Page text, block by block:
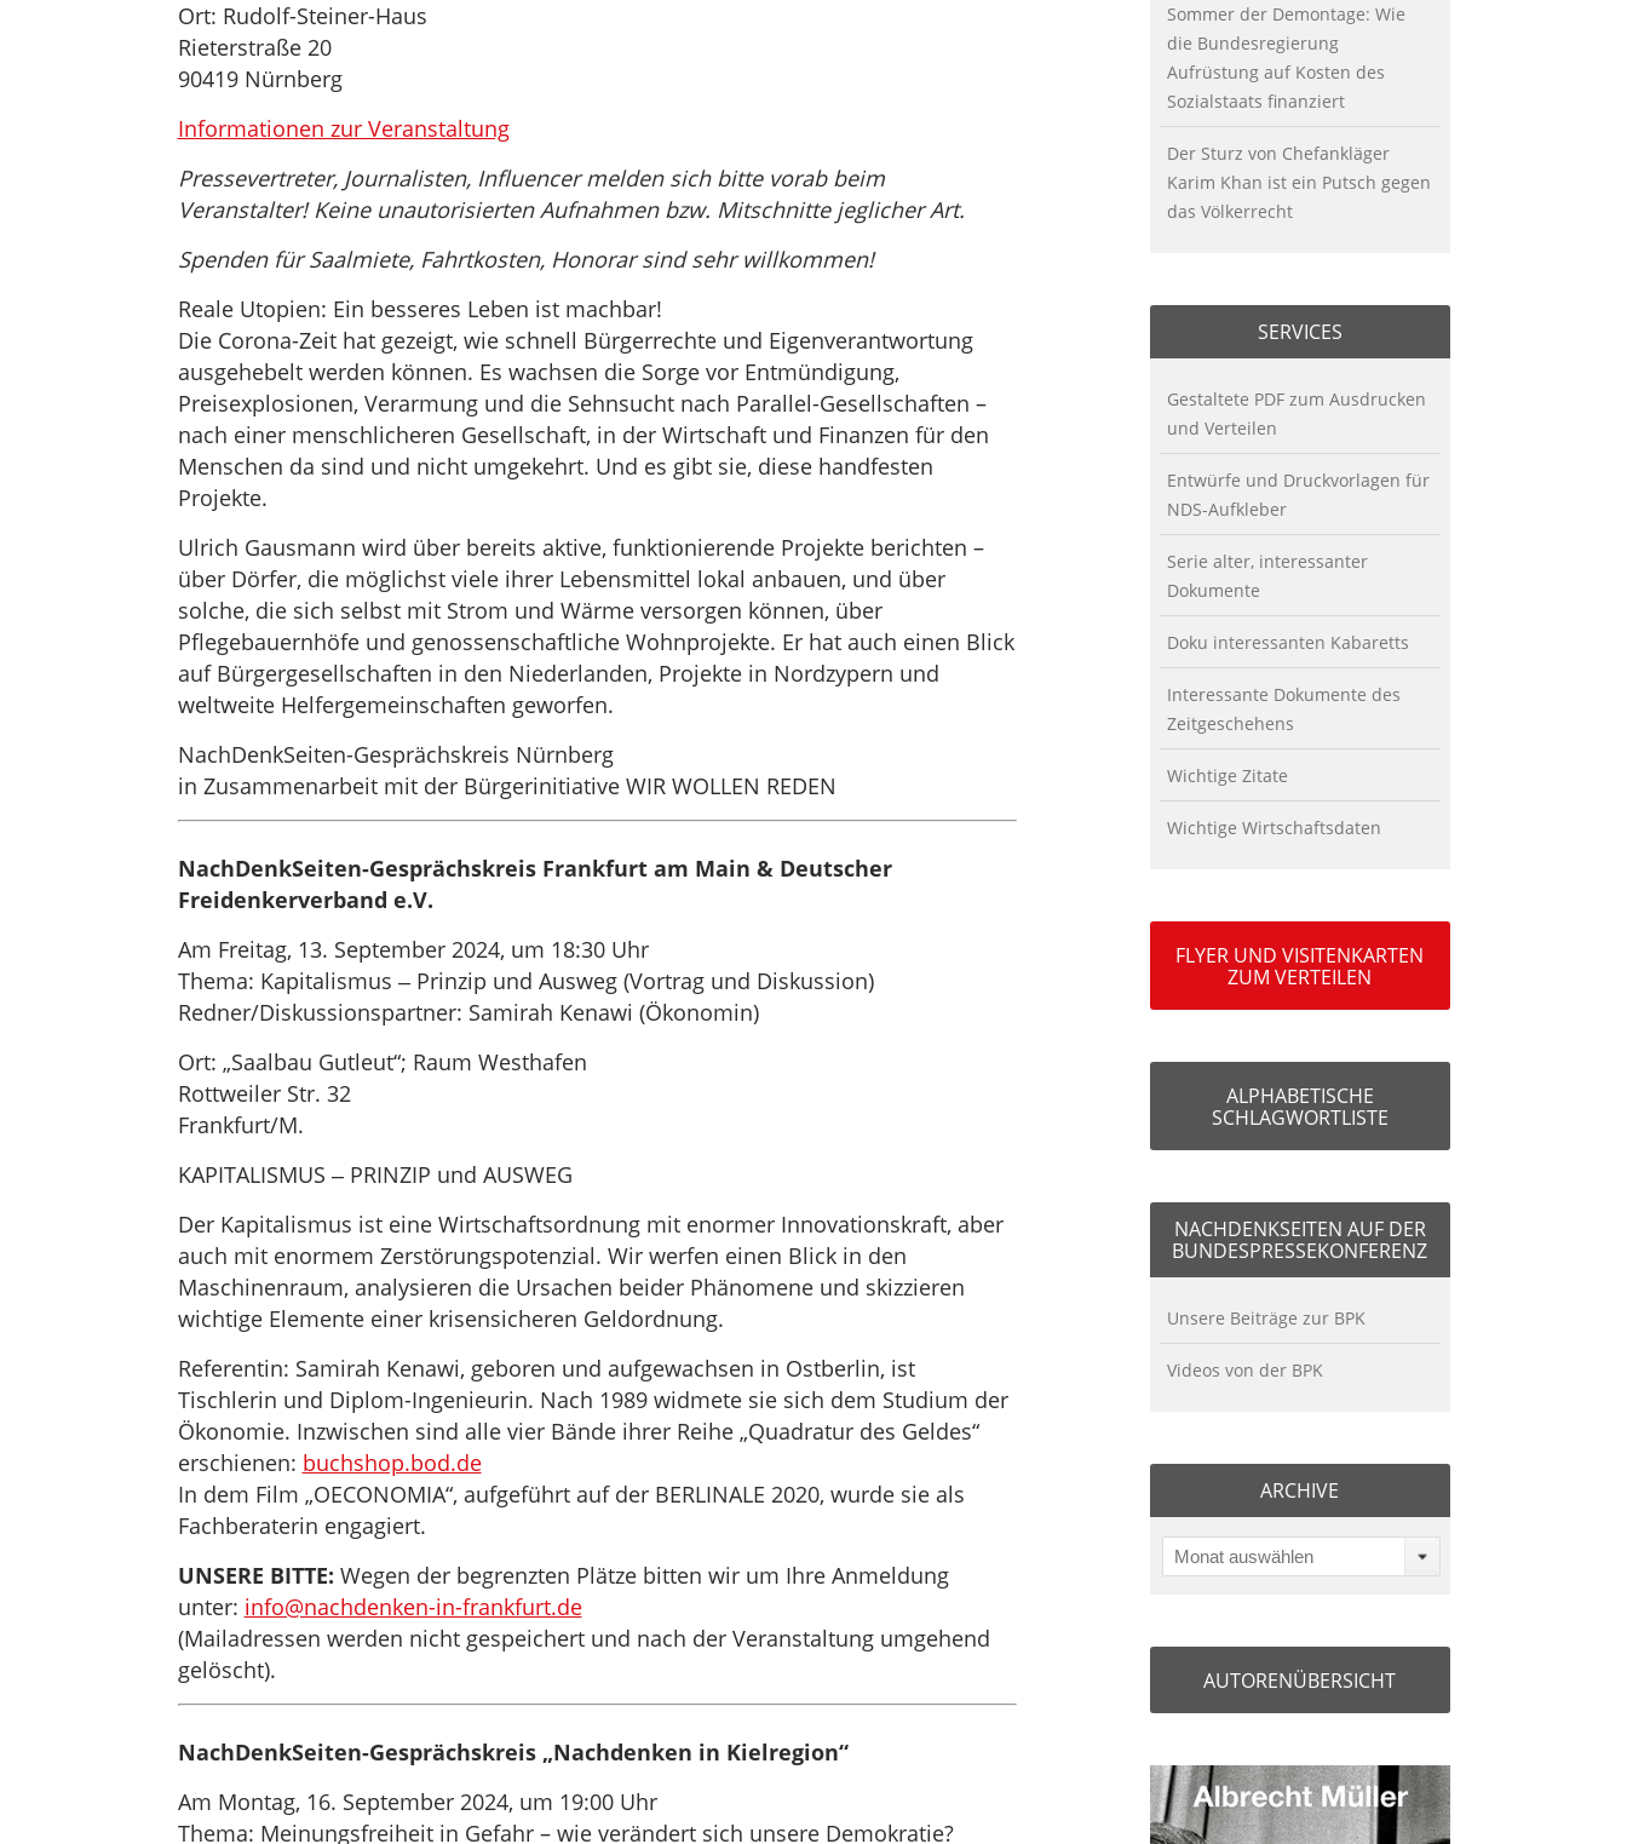
Ort: Rudolf-Steiner-Haus
Rieterstraße 20
90419 Nürnberg
Informationen zur Veranstaltung
Pressevertreter, Journalisten, Influencer melden sich bitte vorab beim
Veranstalter! Keine unautorisierten Aufnahmen bzw. Mitschnitte jeglicher Art.
Spenden für Saalmiete, Fahrtkosten, Honorar sind sehr willkommen!
Reale Utopien: Ein besseres Leben ist machbar!
Die Corona-Zeit hat gezeigt, wie schnell Bürgerrechte und Eigenverantwortung
ausgehebelt werden können. Es wachsen die Sorge vor Entmündigung,
Preisexplosionen, Verarmung und die Sehnsucht nach Parallel-Gesellschaften –
nach einer menschlicheren Gesellschaft, in der Wirtschaft und Finanzen für den
Menschen da sind und nicht umgekehrt. Und es gibt sie, diese handfesten
Projekte.
Ulrich Gausmann wird über bereits aktive, funktionierende Projekte berichten –
über Dörfer, die möglichst viele ihrer Lebensmittel lokal anbauen, und über
solche, die sich selbst mit Strom und Wärme versorgen können, über
Pflegebauernhöfe und genossenschaftliche Wohnprojekte. Er hat auch einen Blick
auf Bürgergesellschaften in den Niederlanden, Projekte in Nordzypern und
weltweite Helfergemeinschaften geworfen.
NachDenkSeiten-Gesprächskreis Nürnberg
in Zusammenarbeit mit der Bürgerinitiative WIR WOLLEN REDEN
NachDenkSeiten-Gesprächskreis Frankfurt am Main & Deutscher
Freidenkerverband e.V.
Am Freitag, 13. September 2024, um 18:30 Uhr
Thema: Kapitalismus ‒ Prinzip und Ausweg (Vortrag und Diskussion)
Redner/Diskussionspartner: Samirah Kenawi (Ökonomin)
Ort: „Saalbau Gutleut“; Raum Westhafen
Rottweiler Str. 32
Frankfurt/M.
KAPITALISMUS ‒ PRINZIP und AUSWEG
Der Kapitalismus ist eine Wirtschaftsordnung mit enormer Innovationskraft, aber
auch mit enormem Zerstörungspotenzial. Wir werfen einen Blick in den
Maschinenraum, analysieren die Ursachen beider Phänomene und skizzieren
wichtige Elemente einer krisensicheren Geldordnung.
Referentin: Samirah Kenawi, geboren und aufgewachsen in Ostberlin, ist
Tischlerin und Diplom-Ingenieurin. Nach 1989 widmete sie sich dem Studium der
Ökonomie. Inzwischen sind alle vier Bände ihrer Reihe „Quadratur des Geldes“
erschienen: buchshop.bod.de
In dem Film „OECONOMIA“, aufgeführt auf der BERLINALE 2020, wurde sie als
Fachberaterin engagiert.
UNSERE BITTE: Wegen der begrenzten Plätze bitten wir um Ihre Anmeldung
unter: info@nachdenken-in-frankfurt.de
(Mailadressen werden nicht gespeichert und nach der Veranstaltung umgehend
gelöscht).
NachDenkSeiten-Gesprächskreis „Nachdenken in Kielregion“
Am Montag, 16. September 2024, um 19:00 Uhr
Thema: Meinungsfreiheit in Gefahr – wie verändert sich unsere Demokratie?
Sommer der Demontage: Wie
die Bundesregierung
Aufrüstung auf Kosten des
Sozialstaats finanziert
Der Sturz von Chefankläger
Karim Khan ist ein Putsch gegen
das Völkerrecht
SERVICES
Gestaltete PDF zum Ausdrucken
und Verteilen
Entwürfe und Druckvorlagen für
NDS-Aufkleber
Serie alter, interessanter
Dokumente
Doku interessanten Kabaretts
Interessante Dokumente des
Zeitgeschehens
Wichtige Zitate
Wichtige Wirtschaftsdaten
FLYER UND VISITENKARTEN
ZUM VERTEILEN
ALPHABETISCHE
SCHLAGWORTLISTE
NACHDENKSEITEN AUF DER
BUNDESPRESSEKONFERENZ
Unsere Beiträge zur BPK
Videos von der BPK
ARCHIVE
Monat auswählen
AUTORENÜBERSICHT